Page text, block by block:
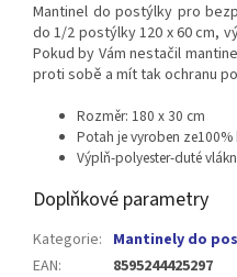
Mantinel do postýlky pro
do 1/2 postýlky 120 x 60 cm,
Pokud by Vám nestačil
proti sobě a mít tak ochranu
Rozměr: 180 x 30 cm
Potah je vyroben ze100%
Výplň-polyester-duté
Doplňkové parametry
Kategorie: Mantinely do
EAN: 8595244425297